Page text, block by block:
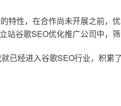
特性，在合作尚未开展之前，
站谷歌SEO优化推广公司中，
已经进入谷歌SEO行业，积